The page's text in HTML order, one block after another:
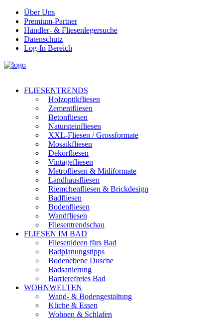
Über Uns
Premium-Partner
Händler- & Fliesenlegersuche
Datenschutz
Log-In Bereich
FLIESENTRENDS
Holzoptikfliesen
Zementfliesen
Betonfliesen
Natursteinfliesen
XXL-Fliesen / Grossformate
Mosaikfliesen
Dekorfliesen
Vintagefliesen
Metrofliesen & Midiformate
Landhausfliesen
Riemchenfliesen & Brickdesign
Badfliesen
Bodenfliesen
Wandfliesen
Fliesentrendschau
FLIESEN IM BAD
Fliesenideen fürs Bad
Badplanungstipps
Bodenebene Dusche
Badsanierung
Barrierefreies Bad
WOHNWELTEN
Wand- & Bodengestaltung
Küche & Essen
Wohnen & Schlafen